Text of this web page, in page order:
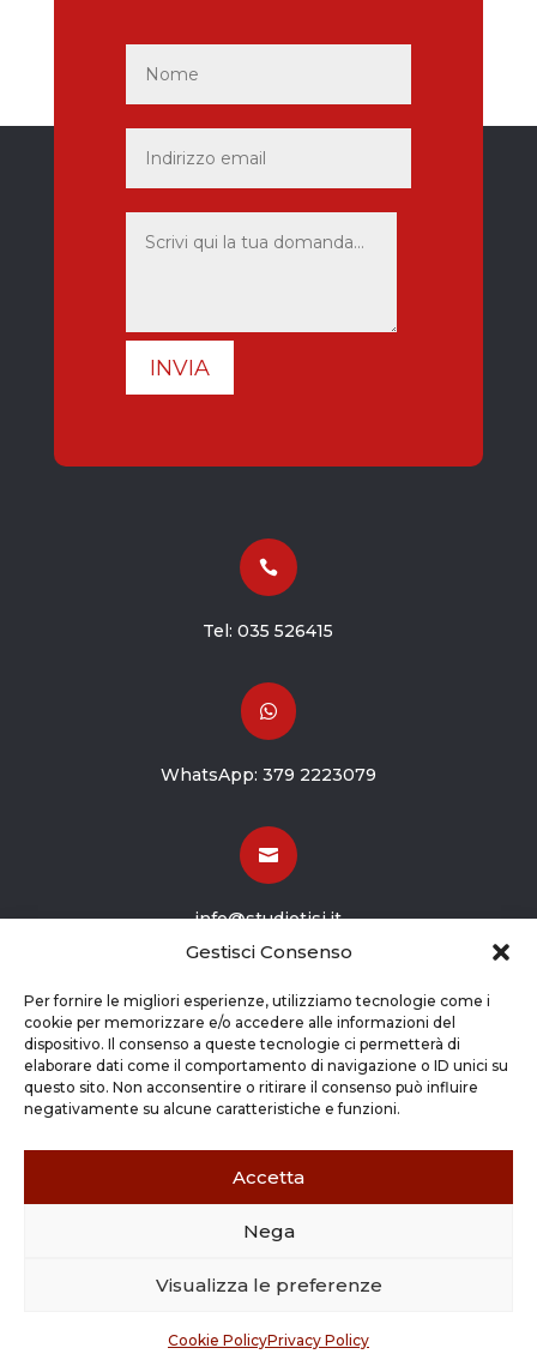
Gestisci Consenso
Per fornire le migliori esperienze, utilizziamo tecnologie come i
cookie per memorizzare e/o accedere alle informazioni del
dispositivo. Il consenso a queste tecnologie ci permetterà di
elaborare dati come il comportamento di navigazione o ID unici su
questo sito. Non acconsentire o ritirare il consenso può influire
negativamente su alcune caratteristiche e funzioni.
Accetta
Nega
Visualizza le preferenze
Cookie PolicyPrivacy Policy
INVIA

Tel:035 526415

WhatsApp: 379 2223079

info@studiotisi.it

Viale Europa 8
Grassobbio BG (24050)
Copyright © 2026 STUDIO TISI SRL –
03263800165 |Credits| Cookie Policy